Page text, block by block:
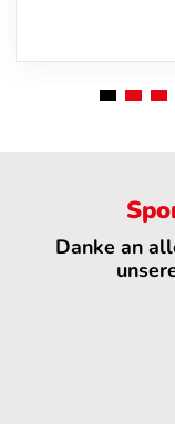
Danke an